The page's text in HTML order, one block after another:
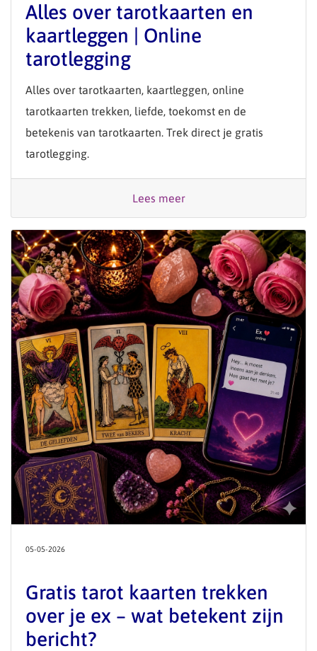
Alles over tarotkaarten en
kaartleggen | Online
tarotlegging
Alles over tarotkaarten, kaartleggen, online
tarotkaarten trekken, liefde, toekomst en de
betekenis van tarotkaarten. Trek direct je gratis
tarotlegging.
Lees meer
05-05-2026
Gratis tarot kaarten trekken
over je ex – wat betekent zijn
bericht?